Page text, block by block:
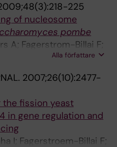
225
of nucleosome
pombe
A; Fagerstrom-Billai F;
Alla författare
2007;26(10):2477-
fission yeast
in gene regulation and
I; Fagerstroem-Billai F;